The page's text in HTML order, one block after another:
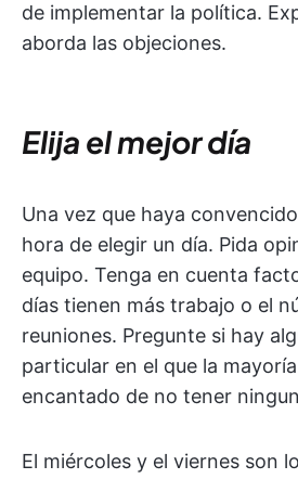
de implementar la política.
aborda las objeciones.
Elija el mejor día
Una vez que haya
hora de elegir un día. Pida
equipo. Tenga en cuenta
días tienen más trabajo o el
reuniones. Pregunte si hay
particular en el que la
encantado de no tener
El miércoles y el viernes son